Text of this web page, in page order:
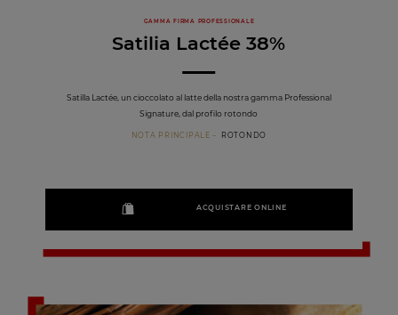
GAMMA FIRMA PROFESSIONALE
Satilia Lactée 38%
Satilla Lactée, un cioccolato al latte della nostra gamma Professional
Signature, dal profilo rotondo
NOTA PRINCIPALE ROTONDO
ACQUISTARE ONLINE